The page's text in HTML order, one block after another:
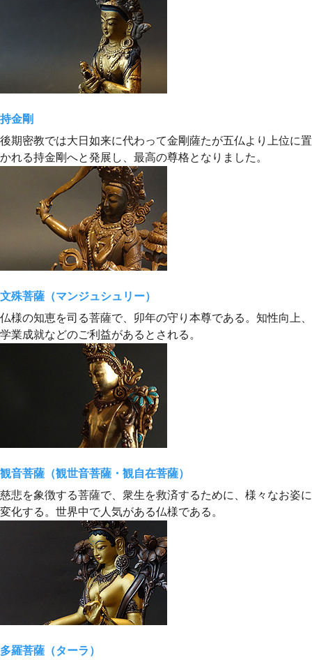
持金剛
後期密教では大日如来に代わって金剛薩たが五仏より上位に置
かれる持金剛へと発展し、最高の尊格となりました。
文殊菩薩（マンジュシュリー）
仏様の知恵を司る菩薩で、卯年の守り本尊である。知性向上、
学業成就などのご利益があるとされる。
観音菩薩（観世音菩薩・観自在菩薩）
慈悲を象徴する菩薩で、衆生を救済するために、様々なお姿に
変化する。世界中で人気がある仏様である。
多羅菩薩（ターラ）